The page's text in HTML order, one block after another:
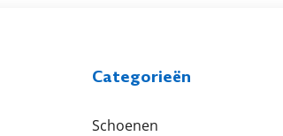
Categorieën
Schoenen